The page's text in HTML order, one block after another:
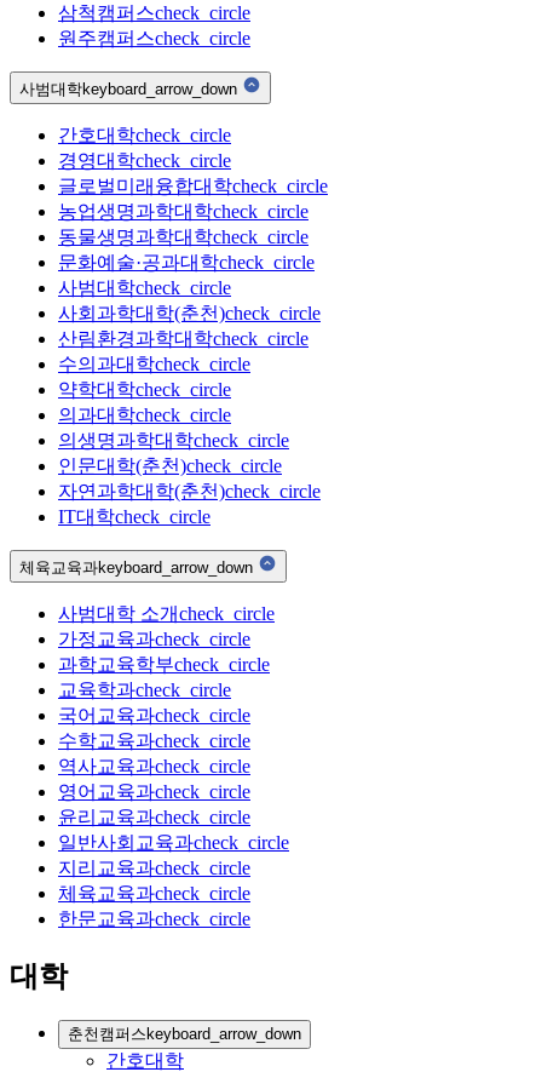
삼척캠퍼스check_circle
원주캠퍼스check_circle
사범대학keyboard_arrow_down
간호대학check_circle
경영대학check_circle
글로벌미래융합대학check_circle
농업생명과학대학check_circle
동물생명과학대학check_circle
문화예술·공과대학check_circle
사범대학check_circle
사회과학대학(춘천)check_circle
산림환경과학대학check_circle
수의과대학check_circle
약학대학check_circle
의과대학check_circle
의생명과학대학check_circle
인문대학(춘천)check_circle
자연과학대학(춘천)check_circle
IT대학check_circle
체육교육과keyboard_arrow_down
사범대학 소개check_circle
가정교육과check_circle
과학교육학부check_circle
교육학과check_circle
국어교육과check_circle
수학교육과check_circle
역사교육과check_circle
영어교육과check_circle
윤리교육과check_circle
일반사회교육과check_circle
지리교육과check_circle
체육교육과check_circle
한문교육과check_circle
대학
춘천캠퍼스keyboard_arrow_down
간호대학